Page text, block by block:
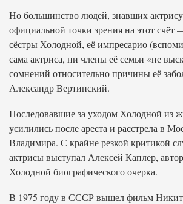
Но большинство людей, знавших
официальной точки зрения на этот
сёстры Холодной, её импресарио
сама актриса, ни члены её семьи «не
сомнений относительно причины её
Александр Вертинский.
Последовавшие за уходом Холодной из
усилились после ареста и расстрела в
Владимира. С крайне резкой критикой
актрисы выступал Алексей Каплер,
Холодной биографического очерка.
В 1975 году в СССР вышел фильм